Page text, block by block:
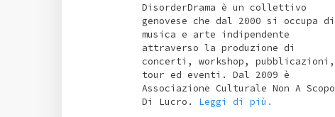
DisorderDrama è un collettivo
genovese che dal 2000 si occupa di
musica e arte indipendente
attraverso la produzione di
concerti, workshop, pubblicazioni,
tour ed eventi. Dal 2009 è
Associazione Culturale Non A Scopo
Di Lucro. Leggi di più.